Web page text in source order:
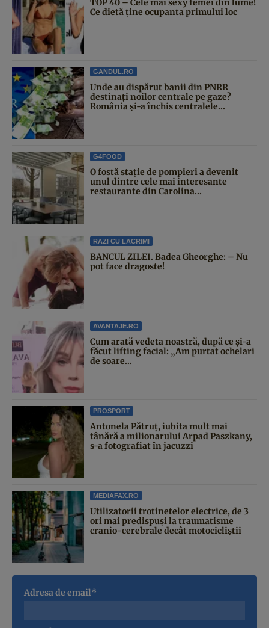
TOP 40 – Cele mai sexy femei din lume!
Ce dietă ține ocupanta primului loc
GANDUL.RO
Unde au dispărut banii din PNRR
destinați noilor centrale pe gaze?
România și-a închis centralele...
G4FOOD
O fostă stație de pompieri a devenit
unul dintre cele mai interesante
restaurante din Carolina...
RAZI CU LACRIMI
BANCUL ZILEI. Badea Gheorghe: – Nu
pot face dragoste!
AVANTAJE.RO
Cum arată vedeta noastră, după ce și-a
făcut lifting facial: „Am purtat ochelari
de soare...
PROSPORT
Antonela Pătruț, iubita mult mai
tânără a milionarului Arpad Paszkany,
s-a fotografiat în jacuzzi
MEDIAFAX.RO
Utilizatorii trotinetelor electrice, de 3
ori mai predispuși la traumatisme
cranio-cerebrale decât motocicliștii
Adresa de email*